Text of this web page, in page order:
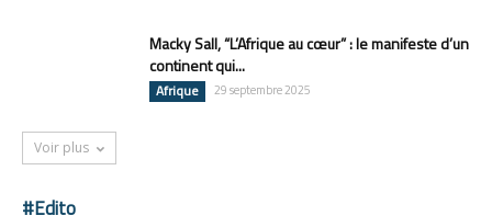
Macky Sall, “L’Afrique au cœur” : le manifeste d’un
continent qui...
Afrique 29 septembre 2025
Voir plus
#Edito